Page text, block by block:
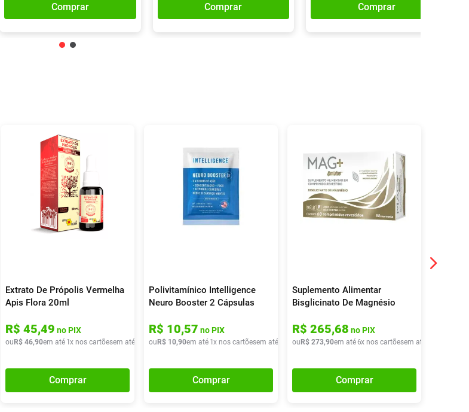
Comprar Comprar Comprar
x deR$ 39,90
Extrato De Própolis Vermelha
Apis Flora 20ml
R$ 45,49 no PIX
ou R$ 46,90em até 1x nos cartõesem até x deR$ 46,90
Comprar
Polivitamínico Intelligence
Neuro Booster 2 Cápsulas
R$ 10,57 no PIX
ou R$ 10,90em até 1x nos cartõesem até x deR$ 10,90
Comprar
Suplemento Alimentar
Bisglicinato De Magnésio
Comprimidos
R$ 265,68 no PIX
ou R$ 273,90em até6x nos cartõesem até
Comprar